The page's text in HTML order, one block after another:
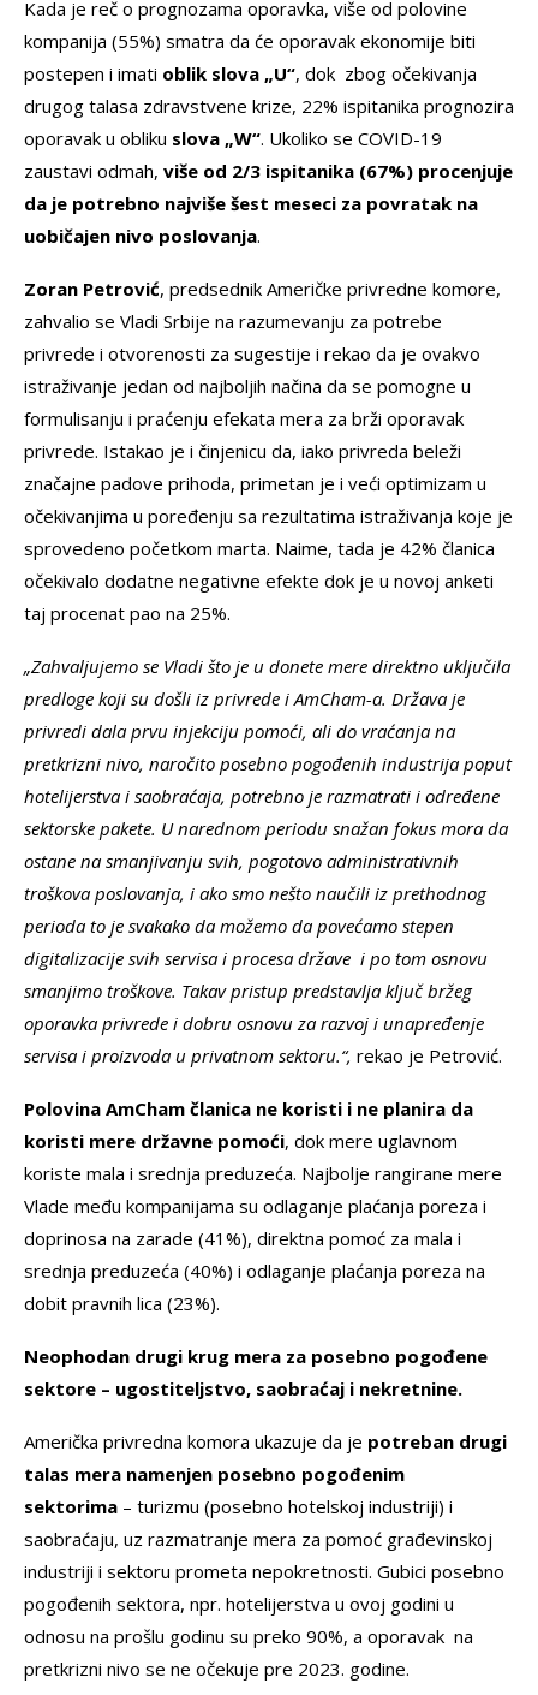
Kada je reč o prognozama oporavka, više od polovine
kompanija (55%) smatra da će oporavak ekonomije biti
postepen i imati oblik slova „U“, dok zbog očekivanja
drugog talasa zdravstvene krize, 22% ispitanika prognozira
oporavak u obliku slova „W“. Ukoliko se COVID-19
zaustavi odmah, više od 2/3 ispitanika (67%) procenjuje
da je potrebno najviše šest meseci za povratak na
uobičajen nivo poslovanja.
Zoran Petrović, predsednik Američke privredne komore,
zahvalio se Vladi Srbije na razumevanju za potrebe
privrede i otvorenosti za sugestije i rekao da je ovakvo
istraživanje jedan od najboljih načina da se pomogne u
formulisanju i praćenju efekata mera za brži oporavak
privrede. Istakao je i činjenicu da, iako privreda beleži
značajne padove prihoda, primetan je i veći optimizam u
očekivanjima u poređenju sa rezultatima istraživanja koje je
sprovedeno početkom marta. Naime, tada je 42% članica
očekivalo dodatne negativne efekte dok je u novoj anketi
taj procenat pao na 25%.
„Zahvaljujemo se Vladi što je u donete mere direktno uključila
predloge koji su došli iz privrede i AmCham-a. Država je
privredi dala prvu injekciju pomoći, ali do vraćanja na
pretkrizni nivo, naročito posebno pogođenih industrija poput
hotelijerstva i saobraćaja, potrebno je razmatrati i određene
sektorske pakete. U narednom periodu snažan fokus mora da
ostane na smanjivanju svih, pogotovo administrativnih
troškova poslovanja, i ako smo nešto naučili iz prethodnog
perioda to je svakako da možemo da povećamo stepen
digitalizacije svih servisa i procesa države i po tom osnovu
smanjimo troškove. Takav pristup predstavlja ključ bržeg
oporavka privrede i dobru osnovu za razvoj i unapređenje
servisa i proizvoda u privatnom sektoru.“, rekao je Petrović.
Polovina AmCham članica ne koristi i ne planira da
koristi mere državne pomoći, dok mere uglavnom
koriste mala i srednja preduzeća. Najbolje rangirane mere
Vlade među kompanijama su odlaganje plaćanja poreza i
doprinosa na zarade (41%), direktna pomoć za mala i
srednja preduzeća (40%) i odlaganje plaćanja poreza na
dobit pravnih lica (23%).
Neophodan drugi krug mera za posebno pogođene
sektore – ugostiteljstvo, saobraćaj i nekretnine.
Američka privredna komora ukazuje da je potreban drugi
talas mera namenjen posebno pogođenim
sektorima – turizmu (posebno hotelskoj industriji) i
saobraćaju, uz razmatranje mera za pomoć građevinskoj
industriji i sektoru prometa nepokretnosti. Gubici posebno
pogođenih sektora, npr. hotelijerstva u ovoj godini u
odnosu na prošlu godinu su preko 90%, a oporavak na
pretkrizni nivo se ne očekuje pre 2023. godine.